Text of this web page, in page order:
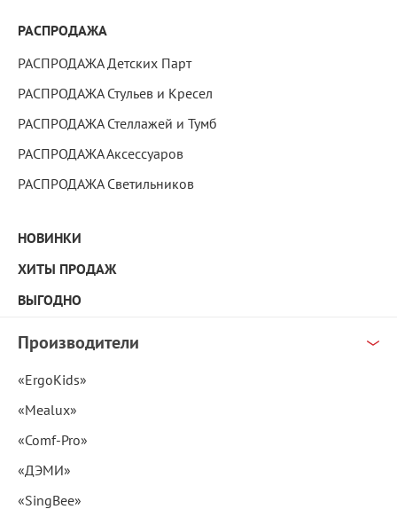
РАСПРОДАЖА
РАСПРОДАЖА Детских Парт
РАСПРОДАЖА Стульев и Кресел
РАСПРОДАЖА Стеллажей и Тумб
РАСПРОДАЖА Аксессуаров
РАСПРОДАЖА Светильников
НОВИНКИ
ХИТЫ ПРОДАЖ
ВЫГОДНО
Производители
«ErgoKids»
«Mealux»
«Comf-Pro»
«ДЭМИ»
«SingBee»